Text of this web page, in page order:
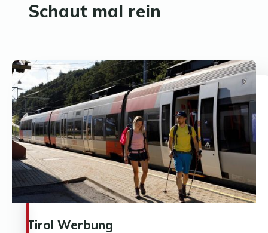
Schaut mal rein
Tirol Werbung